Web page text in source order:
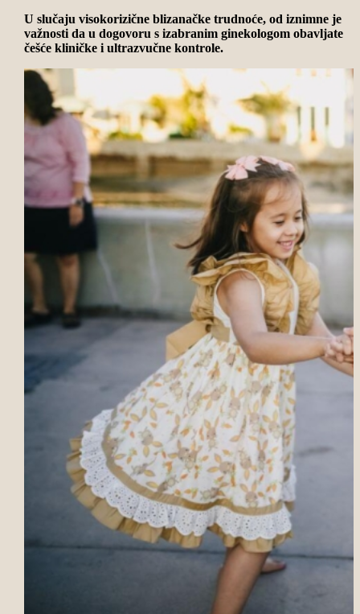
U slučaju visokorizične blizanačke trudnoće, od iznimne je
važnosti da u dogovoru s izabranim ginekologom obavljate
češće kliničke i ultrazvučne kontrole.